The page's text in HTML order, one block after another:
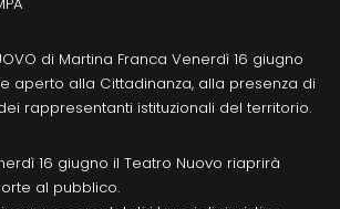
di Martina Franca Venerdì 16 giugno
aperto alla Cittadinanza, alla presenza di
rappresentanti istituzionali del territorio.
16 giugno il Teatro Nuovo riaprirà
al pubblico.